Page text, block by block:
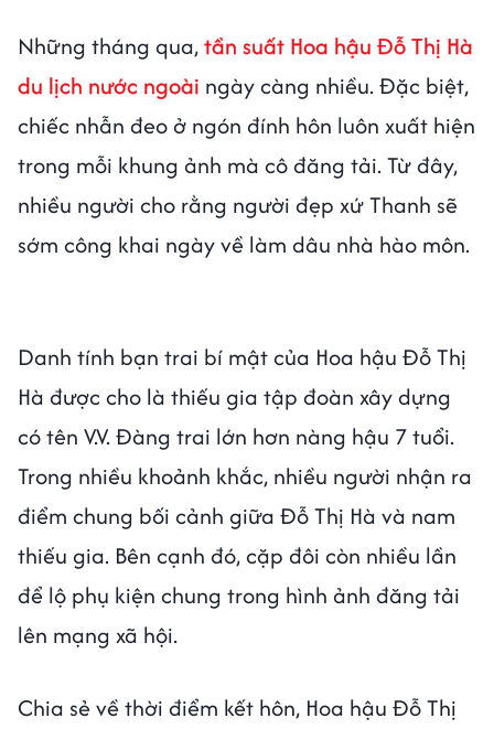
Những tháng qua,tần suất Hoa hậu Đỗ Thị Hà
du lịch nước ngoài ngày càng nhiều. Đặc biệt,
chiếc nhẫn đeo ở ngón đính hôn luôn xuất hiện
trong mỗi khung ảnh mà cô đăng tải. Từ đây,
nhiều người cho rằng người đẹp xứ Thanh sẽ
sớm công khai ngày về làm dâu nhà hào môn.
Danh tính bạn trai bí mật của Hoa hậu Đỗ Thị
Hà được cho là thiếu gia tập đoàn xây dựng
có tên V.V. Đàng trai lớn hơn nàng hậu 7 tuổi.
Trong nhiều khoảnh khắc, nhiều người nhận ra
điểm chung bối cảnh giữa Đỗ Thị Hà và nam
thiếu gia. Bên cạnh đó, cặp đôi còn nhiều lần
để lộ phụ kiện chung trong hình ảnh đăng tải
lên mạng xã hội.
Chia sẻ về thời điểm kết hôn, Hoa hậu Đỗ Thị